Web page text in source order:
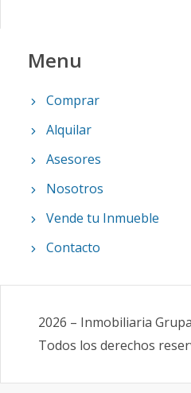
Menu
Comprar
Alquilar
Asesores
Nosotros
Vende tu Inmueble
Contacto
2026 – Inmobiliaria
Todos los derechos